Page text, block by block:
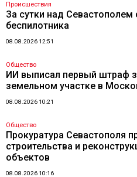
Происшествия
За сутки над Севастополем
беспилотника
08.08.2026 12:51
Общество
ИИ выписал первый штраф
земельном участке в
08.08.2026 10:21
Общество
Прокуратура Севастополя
строительства и
объектов
08.08.2026 10:16